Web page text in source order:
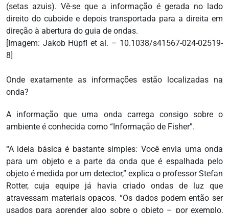
(setas azuis). Vê-se que a informação é gerada no lado
direito do cuboide e depois transportada para a direita em
direção à abertura do guia de ondas.
[Imagem: Jakob Hüpfl et al. – 10.1038/s41567-024-02519-
8]
Onde exatamente as informações estão localizadas na
onda?
A informação que uma onda carrega consigo sobre o
ambiente é conhecida como “Informação de Fisher”.
“A ideia básica é bastante simples: Você envia uma onda
para um objeto e a parte da onda que é espalhada pelo
objeto é medida por um detector,” explica o professor Stefan
Rotter, cuja equipe já havia criado ondas de luz que
atravessam materiais opacos. “Os dados podem então ser
usados para aprender algo sobre o objeto – por exemplo,